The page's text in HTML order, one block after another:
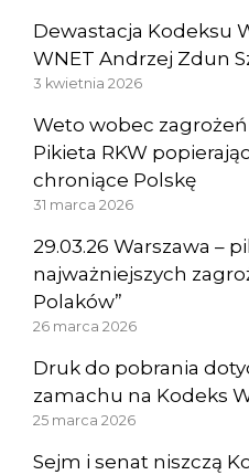
Dewastacja Kodeksu
WNET Andrzej Zdun
3 kwietnia 2026
Weto wobec
Pikieta RKW
chroniące Polskę
31 marca 2026
29.03.26 Warszawa –
najważniejszych
Polaków”
26 marca 2026
Druk do pobrania
zamachu na Kodeks
25 marca 2026
Sejm i senat niszczą